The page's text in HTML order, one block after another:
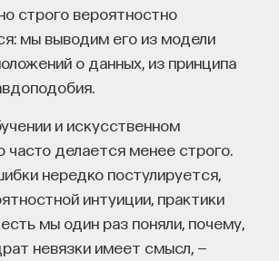
строго вероятностно
мы выводим его из модели
о данных, из принципа
и искусственном
часто делается менее строго.
нередко постулируется,
интуиции, практики
мы один раз поняли, почему,
невязки имеет смысл, —